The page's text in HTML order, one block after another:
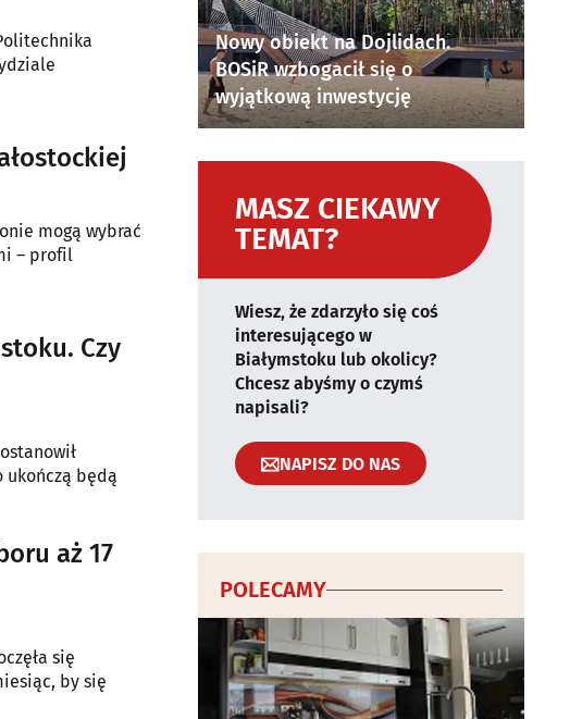
mogą wybrać
– profil
Czy
ukończą będą
aż 17
się
by się
Nowy obiekt na Dojlidach.
BOSiR wzbogacił się o
wyjątkową inwestycję
MASZ CIEKAWY
TEMAT?
Wiesz, że zdarzyło się coś
interesującego w
Białymstoku lub okolicy?
Chcesz abyśmy o czymś
napisali?
NAPISZ DO NAS
POLECAMY